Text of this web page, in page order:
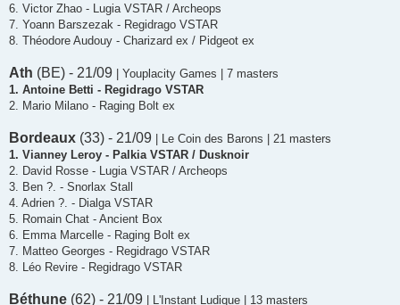
6. Victor Zhao - Lugia VSTAR / Archeops
7. Yoann Barszezak - Regidrago VSTAR
8. Théodore Audouy - Charizard ex / Pidgeot ex
Ath (BE) - 21/09 | Youplacity Games | 7 masters
1. Antoine Betti - Regidrago VSTAR
2. Mario Milano - Raging Bolt ex
Bordeaux (33) - 21/09 | Le Coin des Barons | 21 masters
1. Vianney Leroy - Palkia VSTAR / Dusknoir
2. David Rosse - Lugia VSTAR / Archeops
3. Ben ?. - Snorlax Stall
4. Adrien ?. - Dialga VSTAR
5. Romain Chat - Ancient Box
6. Emma Marcelle - Raging Bolt ex
7. Matteo Georges - Regidrago VSTAR
8. Léo Revire - Regidrago VSTAR
Béthune (62) - 21/09 | L'Instant Ludique | 13 masters